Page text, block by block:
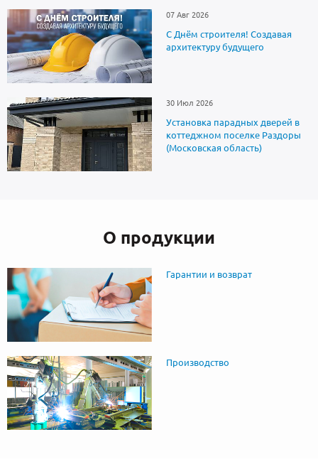
07 Авг 2026
С Днём строителя! Создавая
архитектуру будущего
30 Июл 2026
Установка парадных дверей в
коттеджном поселке Раздоры
(Московская область)
О продукции
Гарантии и возврат
Производство